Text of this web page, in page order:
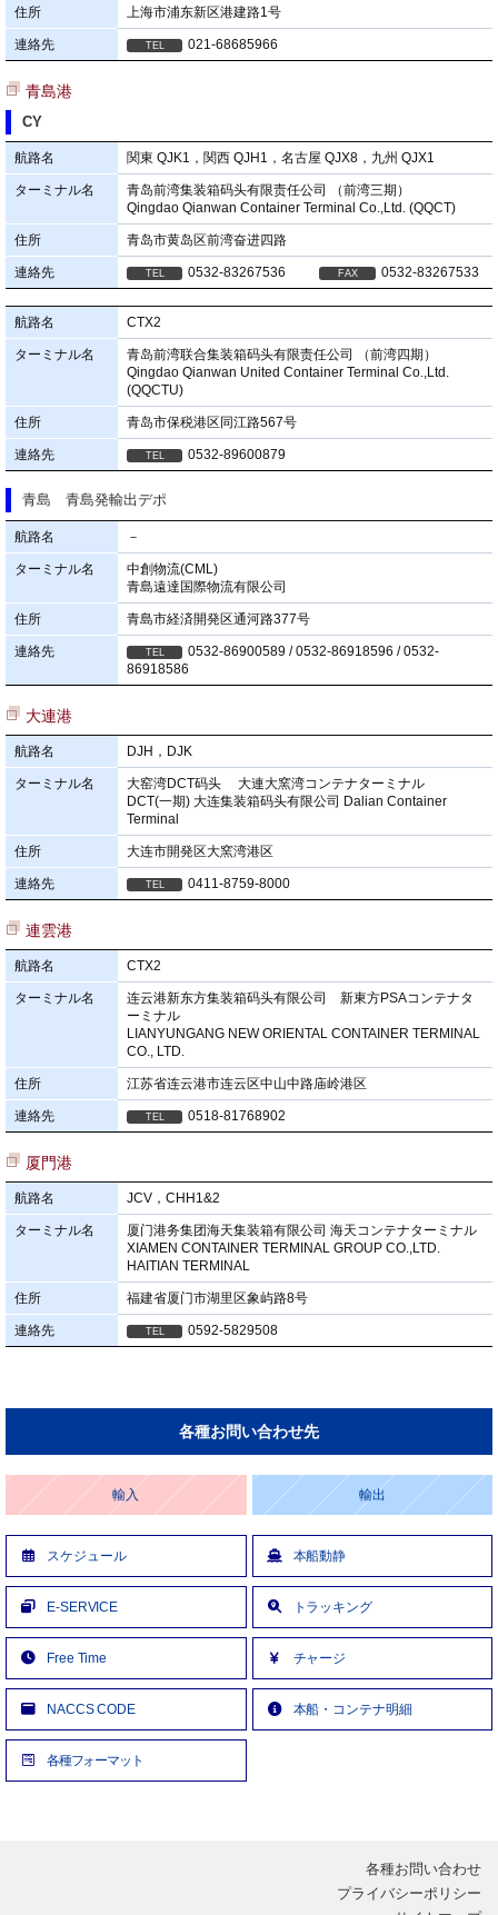
住所 上海市浦东新区港建路1号
連絡先 021-68685966
青島港
CY
航路名 関東 QJK1，関西 QJH1，名古屋 QJX8，九州 QJX1
ターミナル名
青岛前湾集装箱码头有限责任公司 （前湾三期）
Qingdao Qianwan Container Terminal Co.,Ltd. (QQCT)
住所 青岛市黄岛区前湾奋进四路
連絡先 0532-83267536 0532-83267533
航路名 CTX2
ターミナル名
青岛前湾联合集装箱码头有限责任公司 （前湾四期）
Qingdao Qianwan United Container Terminal Co.,Ltd.
(QQCTU)
住所 青岛市保税港区同江路567号
連絡先 0532-89600879
青島 青島発輸出デポ
航路名 －
ターミナル名
中創物流(CML)
青島遠達国際物流有限公司
住所 青島市経済開発区通河路377号
連絡先
0532-86900589 / 0532-86918596 / 0532-
86918586
大連港
航路名 DJH，DJK
ターミナル名
大窑湾DCT码头 大連大窯湾コンテナターミナル
DCT(一期) 大连集装箱码头有限公司 Dalian Container
Terminal
住所 大连市開発区大窯湾港区
連絡先 0411-8759-8000
連雲港
航路名 CTX2
ターミナル名
连云港新东方集装箱码头有限公司 新東方PSAコンテナタ
ーミナル
LIANYUNGANG NEW ORIENTAL CONTAINER TERMINAL
CO., LTD.
住所 江苏省连云港市连云区中山中路庙岭港区
連絡先 0518-81768902
厦門港
航路名 JCV，CHH1&2
ターミナル名
厦门港务集团海天集装箱有限公司 海天コンテナターミナル
XIAMEN CONTAINER TERMINAL GROUP CO.,LTD.
HAITIAN TERMINAL
住所 福建省厦门市湖里区象屿路8号
連絡先 0592-5829508
各種お問い合わせ先
輸入 輸出
スケジュール 本船動静
E-SERVICE トラッキング
Free Time チャージ
NACCS CODE 本船・コンテナ明細
各種フォーマット
各種お問い合わせ
プライバシーポリシー